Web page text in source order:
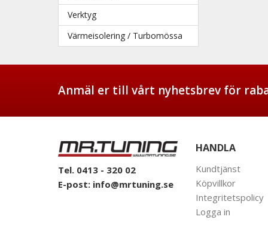
Verktyg
Värmeisolering / Turbomössa
Anmäl er till vårt nyhetsbrev för
Tel. 0413 - 320 02
E-post: info@mrtuning.se
HANDLA
Kundtjänst
Köpvillkor
Integritetspolicy
Logga in